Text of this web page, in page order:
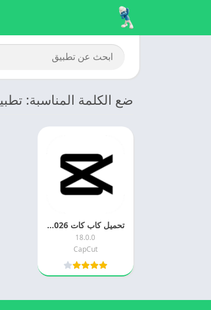
ضع الكلمة المناسبة:
تحميل كاب كات 2026 Capcut مهكر اخر اصدار للاندرويد
18.0.0
CapCut